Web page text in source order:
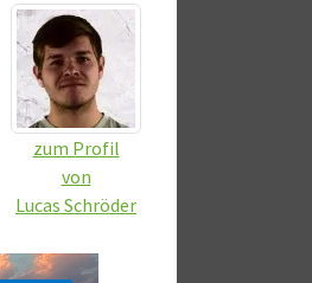
zum Profil
von
Lucas Schröder